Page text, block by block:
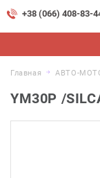
+38 (066) 408-83-
Главная АВТО-
YM30P /